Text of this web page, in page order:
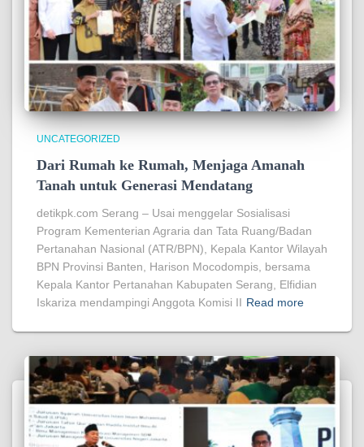
UNCATEGORIZED
Dari Rumah ke Rumah, Menjaga Amanah
Tanah untuk Generasi Mendatang
detikpk.com Serang – Usai menggelar Sosialisasi
Program Kementerian Agraria dan Tata Ruang/Badan
Pertanahan Nasional (ATR/BPN), Kepala Kantor Wilayah
BPN Provinsi Banten, Harison Mocodompis, bersama
Kepala Kantor Pertanahan Kabupaten Serang, Elfidian
Iskariza mendampingi Anggota Komisi II Read more